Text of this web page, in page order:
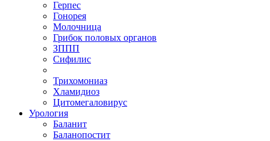
Герпес
Гонорея
Молочница
Грибок половых органов
ЗППП
Сифилис
Трихомониаз
Хламидиоз
Цитомегаловирус
Урология
Баланит
Баланопостит